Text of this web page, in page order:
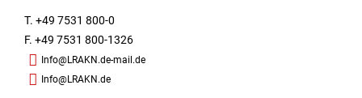
T. +49 7531 800-0
F. +49 7531 800-1326
Info@LRAKN.de-mail.de
Info@LRAKN.de